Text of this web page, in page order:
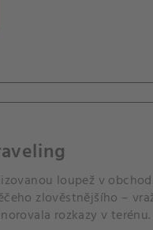
loupež v
zlověstnějšího –
rozkazy v terénu.